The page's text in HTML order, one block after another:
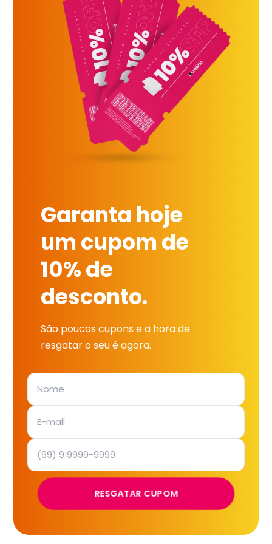
Garanta hoje
um cupom de
10% de
desconto.
São poucos cupons e a hora de
resgatar o seu é agora.
RESGATAR CUPOM